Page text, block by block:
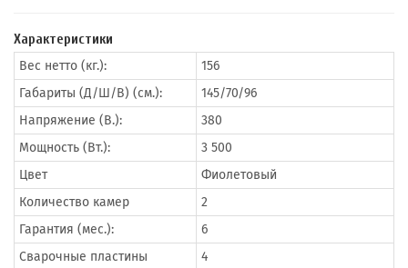
Характеристики
Вес нетто (кг.):
156
Габариты (Д/Ш/В) (см.):
145/70/96
Напряжение (В.):
380
Мощность (Вт.):
3 500
Цвет
Фиолетовый
Количество камер
2
Гарантия (мес.):
6
Сварочные пластины
4